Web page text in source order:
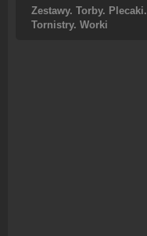
Zestawy. Torby. Plecaki.
Tornistry. Worki